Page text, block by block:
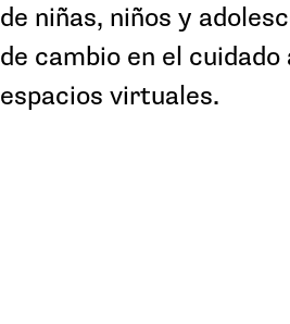
de niñas, niños y
de cambio en el
espacios virtuales.